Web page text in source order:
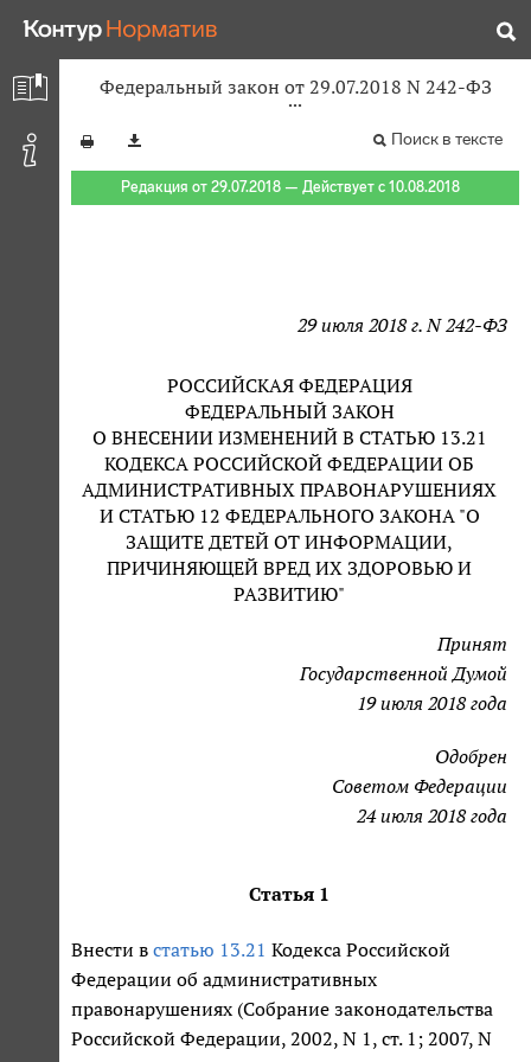
Федеральный закон от 29.07.2018 N 242-ФЗ
Поиск в тексте
Редакция от 29.07.2018 — Действует с 10.08.2018
29 июля 2018 г. N 242-ФЗ
РОССИЙСКАЯ ФЕДЕРАЦИЯ
ФЕДЕРАЛЬНЫЙ ЗАКОН
О ВНЕСЕНИИ ИЗМЕНЕНИЙ В СТАТЬЮ 13.21
КОДЕКСА РОССИЙСКОЙ ФЕДЕРАЦИИ ОБ
АДМИНИСТРАТИВНЫХ ПРАВОНАРУШЕНИЯХ
И СТАТЬЮ 12 ФЕДЕРАЛЬНОГО ЗАКОНА "О
ЗАЩИТЕ ДЕТЕЙ ОТ ИНФОРМАЦИИ,
ПРИЧИНЯЮЩЕЙ ВРЕД ИХ ЗДОРОВЬЮ И
РАЗВИТИЮ"
Принят
Государственной Думой
19 июля 2018 года
Одобрен
Советом Федерации
24 июля 2018 года
Статья 1
Внести в статью 13.21 Кодекса Российской
Федерации об административных
правонарушениях (Собрание законодательства
Российской Федерации, 2002, N 1, ст. 1; 2007, N